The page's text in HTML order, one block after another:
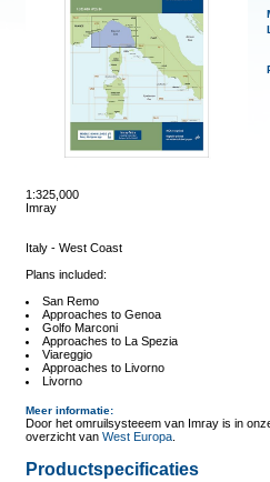
1:325,000
Imray
Italy - West Coast
Plans included:
San Remo
Approaches to Genoa
Golfo Marconi
Approaches to La Spezia
Viareggio
Approaches to Livorno
Livorno
Meer informatie:
Door het omruilsysteeem van Imray is in
overzicht van West Europa.
Productspecificaties